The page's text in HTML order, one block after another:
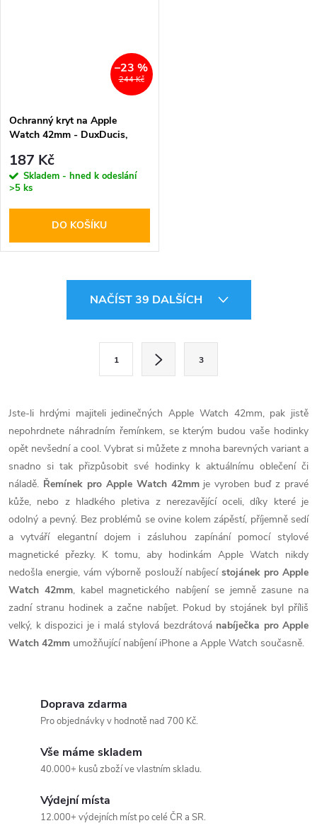
244 Kč
–23 %
Ochranný kryt na Apple
Watch 42mm - DuxDucis,
187 Kč
Skladem - hned k odeslání
>5 ks
DO KOŠÍKU
d
a
c
í
p
r
v
k
y
NAČÍST 39 DALŠÍCH
á
n
k
o
v
á
n
í
1 3
Jste-li hrdými majiteli jedinečných Apple Watch 42mm, pak jistě
nepohrdnete náhradním řemínkem, se kterým budou vaše hodinky
opět nevšední a cool. Vybrat si můžete z mnoha barevných variant a
snadno si tak přizpůsobit své hodinky k aktuálnímu oblečení či
náladě. Řemínek pro Apple Watch 42mmje vyroben buď z pravé
kůže, nebo z hladkého pletiva z nerezavějící oceli, díky které je
odolný a pevný. Bez problémů se ovine kolem zápěstí, příjemně sedí
a vytváří elegantní dojem i zásluhou zapínání pomocí stylové
magnetické přezky. K tomu, aby hodinkám Apple Watch nikdy
nedošla energie, vám výborně poslouží nabíjecí stojánek pro Apple
Watch 42mm, kabel magnetického nabíjení se jemně zasune na
zadní stranu hodinek a začne nabíjet. Pokud by stojánek byl příliš
velký, k dispozici je i malá stylová bezdrátová nabíječka pro Apple
Watch 42mm umožňující nabíjení iPhone a Apple Watch současně.
Doprava zdarma
Pro objednávky v hodnotě nad 700 Kč.
Vše máme skladem
40.000+ kusů zboží ve vlastním skladu.
Výdejní místa
12.000+ výdejních míst po celé ČR a SR.